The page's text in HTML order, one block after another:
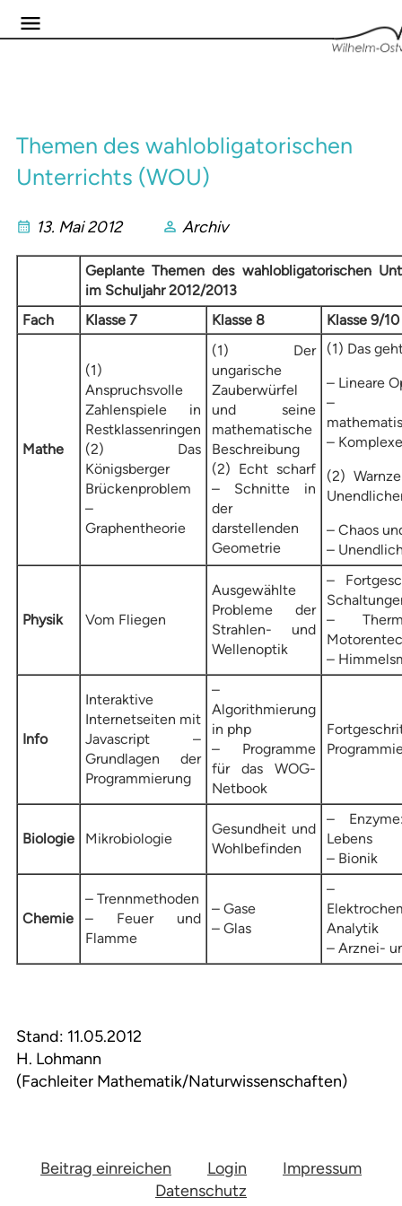
Themen des wahlobligatorischen
Unterrichts (WOU)
13. Mai 2012 Archiv
Geplante Themen des wahlobligatorischen
im Schuljahr 2012/2013
Fach
Klasse 7 Klasse 8 Klasse 9/10
Mathe
(1)
Anspruchsvolle
Zahlenspiele in
Restklassenringen
(2) Das
Königsberger
Brückenproblem
–
Graphentheorie
(1) Der
ungarische
Zauberwürfel
und seine
mathematische
Beschreibung
(2) Echt scharf
– Schnitte in
der
darstellenden
Geometrie
(1) Das
– Lineare
–
–
(2)
– Chaos
–
Physik Vom Fliegen
Ausgewählte
Probleme der
Strahlen- und
Wellenoptik
–
–
–
Info
Interaktive
Internetseiten mit
Javascript –
Grundlagen der
Programmierung
–
Algorithmierung
in php
– Programme
für das WOG-
Netbook
Biologie Mikrobiologie
Gesundheit und
Wohlbefinden
–
Lebens
– Bionik
Chemie
– Trennmethoden
– Feuer und
Flamme
– Gase
– Glas
–
Analytik
– Arznei-
Stand: 11.05.2012
H. Lohmann
(Fachleiter Mathematik/Naturwissenschaften)
Beitrag einreichen Login
Impressum
Datenschutz